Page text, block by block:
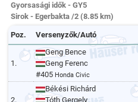
Gyorsasági idők - GY5
Sirok - Egerbakta /2 (8.85 km)
Poz. Versenyzők/Autó
1.
Geng Bence
Geng Ferenc
#405 Honda Civic
2.
Békési Richárd
Tóth Gergely